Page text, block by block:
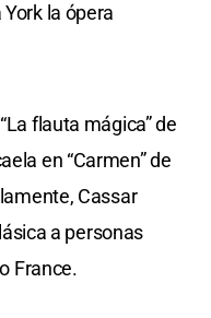
la ópera
flauta mágica” de
en “Carmen” de
Cassar
a personas
France.